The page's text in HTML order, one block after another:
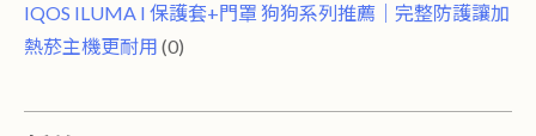
IQOS ILUMA I 保護套+門罩 狗狗系列推薦｜完整防護讓加
熱菸主機更耐用 (0)